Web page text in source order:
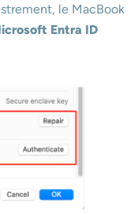
le MacBook
Entra ID